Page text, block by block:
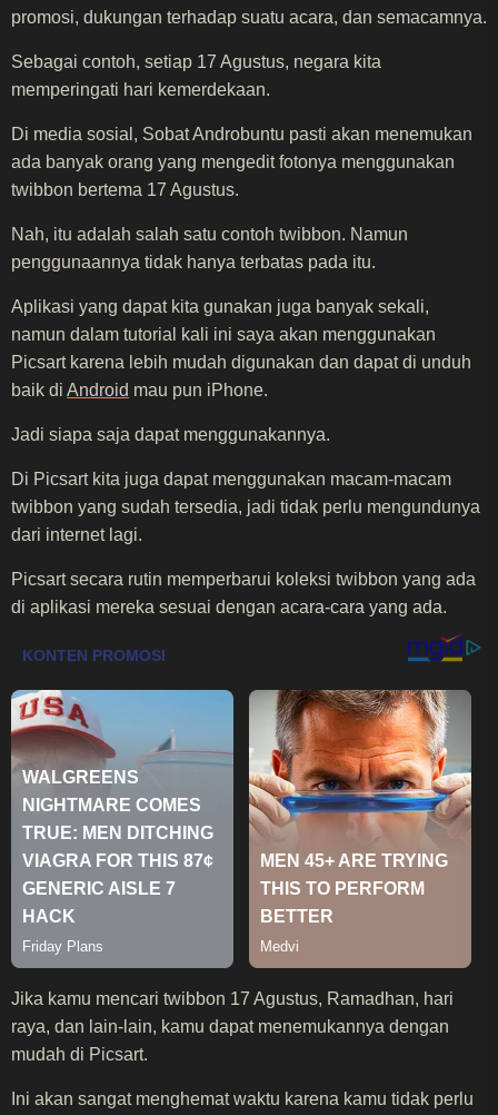
promosi, dukungan terhadap suatu acara, dan semacamnya.
Sebagai contoh, setiap 17 Agustus, negara kita
memperingati hari kemerdekaan.
Di media sosial, Sobat Androbuntu pasti akan menemukan
ada banyak orang yang mengedit fotonya menggunakan
twibbon bertema 17 Agustus.
Nah, itu adalah salah satu contoh twibbon. Namun
penggunaannya tidak hanya terbatas pada itu.
Aplikasi yang dapat kita gunakan juga banyak sekali,
namun dalam tutorial kali ini saya akan menggunakan
Picsart karena lebih mudah digunakan dan dapat di unduh
baik di Android mau pun iPhone.
Jadi siapa saja dapat menggunakannya.
Di Picsart kita juga dapat menggunakan macam-macam
twibbon yang sudah tersedia, jadi tidak perlu mengundunya
dari internet lagi.
Picsart secara rutin memperbarui koleksi twibbon yang ada
di aplikasi mereka sesuai dengan acara-cara yang ada.
Jika kamu mencari twibbon 17 Agustus, Ramadhan, hari
raya, dan lain-lain, kamu dapat menemukannya dengan
mudah di Picsart.
Ini akan sangat menghemat waktu karena kamu tidak perlu